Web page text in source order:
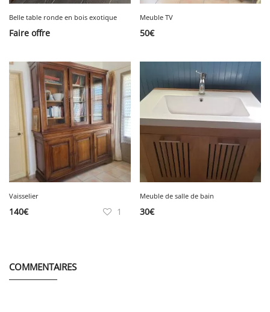
Belle table ronde en bois exotique
Faire offre
Meuble TV
50€
Vaisselier
140€ 1
Meuble de salle de bain
30€
COMMENTAIRES